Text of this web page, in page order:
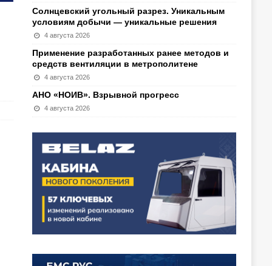
Солнцевский угольный разрез. Уникальным
условиям добычи — уникальные решения
4 августа 2026
Применение разработанных ранее методов и
средств вентиляции в метрополитене
4 августа 2026
АНО «НОИВ». Взрывной прогресс
4 августа 2026